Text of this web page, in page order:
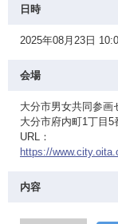
日時
2025年08月23日
会場
大分市男女共同参画
大分市府内町1丁目5
URL：
https://
内容